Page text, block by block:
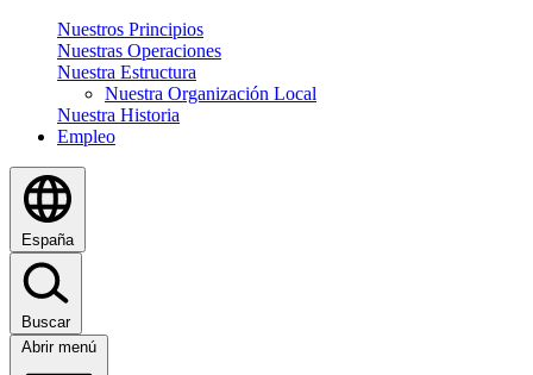
Nuestros Principios
Nuestras Operaciones
Nuestra Estructura
Nuestra Organización Local
Nuestra Historia
Empleo
España
Buscar
Abrir menú